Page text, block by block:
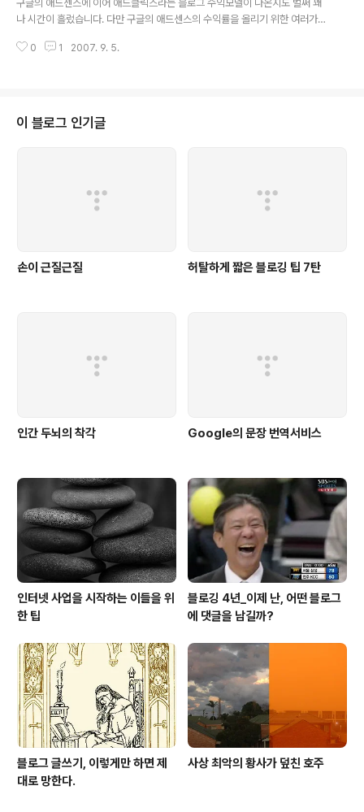
서대로 진행하시면 됩니다. 가로형이냐 세로형이냐 등을
정하는 곳인데...대부분 투명배경을 선호하더군요. 내 블로
구글의 애드센스에 이어 애드클릭스라는 블로그 수익모델이 나온지도 벌써 꽤
나 시간이 흘렀습니다. 다만 구글의 애드센스의 수익률을 올리기 위한 여러가지
드클릭스는 최적화 방안이 너무 미흡하군요. 하기야 애드센스의 최적화 방안을
한번 연구를 해봅시다. 1. 에디터링크는 태그와 같이 배치, 태그와 같은 색의 글
자체를 쓰자. 대체로 블로그들의 대부분이 글의 아래쪽에 태그가 배치되어 있습
0 1 2007. 9. 5.
이 블로그 인기글
손이 근질근질 허탈하게 짧은 블로깅 팁 7탄
인간 두뇌의 착각 Google의 문장 번역서비스
인터넷 사업을 시작하는 이들을 위
한 팁
블로깅 4년_이제 난, 어떤 블로그
에 댓글을 남길까?
블로그 글쓰기, 이렇게만 하면 제
대로 망한다.
사상 최악의 황사가 덮친 호주